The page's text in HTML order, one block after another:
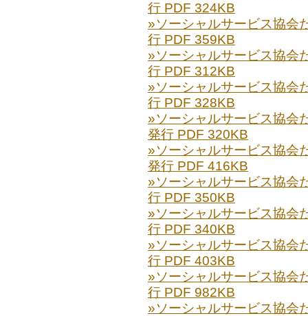
行 PDF 324KB
»ソーシャルサービス協
行 PDF 359KB
»ソーシャルサービス協
行 PDF 312KB
»ソーシャルサービス協
行 PDF 328KB
»ソーシャルサービス協
発行 PDF 320KB
»ソーシャルサービス協
発行 PDF 416KB
»ソーシャルサービス協
行 PDF 350KB
»ソーシャルサービス協
行 PDF 340KB
»ソーシャルサービス協
行 PDF 403KB
»ソーシャルサービス協
行 PDF 982KB
»ソーシャルサービス協